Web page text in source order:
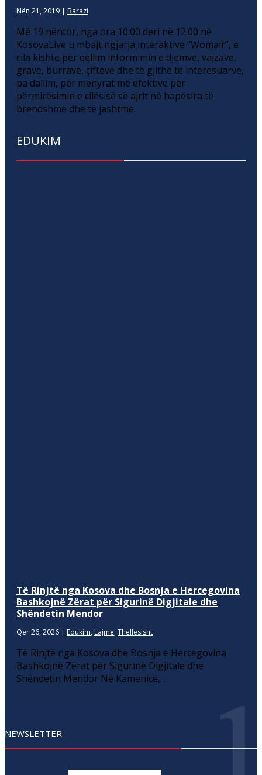
Nën 21, 2019 | Barazi
Më 19 nëntor, nga ora 10:00 deri në 12:00 në
KosovaLive u mbajt ngjarja interaktive “Womair”, e
cila kishte për qëllim informimin e djemve, vajzave,
grave, burrave, çifteve dhe të gjithë të interesuarve,
pa dallim, për mënyrat më efektive për
përmirësimin e cilësisë së ajrit në hapësira të
brendshme dhe të jashtme.
EDUKIM
Të Rinjtë nga Kosova dhe Bosnja e Hercegovina
Bashkojnë Zërat për Sigurinë Digjitale dhe
Shëndetin Mendor
Qer 26, 2026 | Edukim, Lajme, Thellesisht
Të Rinjtë nga Kosova dhe Bosnja e Hercegovina
Bashkojnë Zërat për Sigurinë Digjitale dhe
Shëndetin Mendor Në Kamenicë,...
NEWSLETTER